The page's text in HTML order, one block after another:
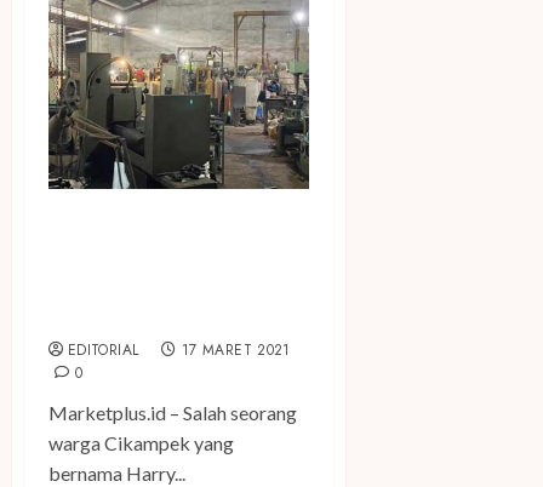
EDITORIAL
17 MARET 2021
0
Marketplus.id – Salah seorang
warga Cikampek yang
bernama Harry...